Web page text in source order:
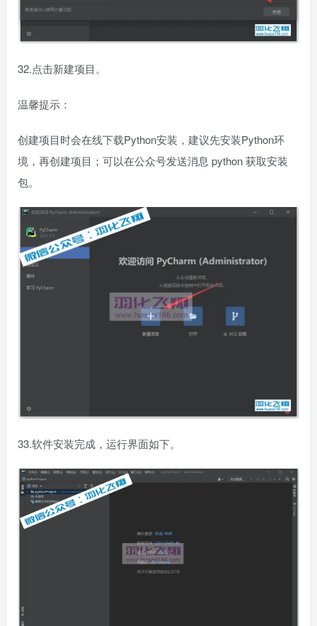
32.点击新建项目。
温馨提示：
创建项目时会在线下载Python安装，建议先安装Python环
境，再创建项目；可以在公众号发送消息 python 获取安装
包。
33.软件安装完成，运行界面如下。